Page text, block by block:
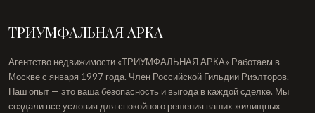
ТРИУМФАЛЬНАЯ АРКА
Агентство недвижимости «ТРИУМФАЛЬНАЯ АРКА» Работаем в
Москве с января 1997 года. Член Российской Гильдии Риэлторов.
Наш опыт — это ваша безопасность и выгода в каждой сделке. Мы
создали все условия для спокойного решения ваших жилищных